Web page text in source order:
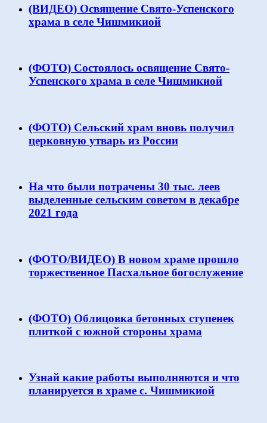
(ВИДЕО) Освящение Свято-Успенского
храма в селе Чишмикиой
(ФОТО) Состоялось освящение Свято-
Успенского храма в селе Чишмикиой
(ФОТО) Сельский храм вновь получил
церковную утварь из России
На что были потрачены 30 тыс. леев
выделенные сельским советом в декабре
2021 года
(ФОТО/ВИДЕО) В новом храме прошло
торжественное Пасхальное богослужение
(ФОТО) Облицовка бетонных ступенек
плиткой с южной стороны храма
Узнай какие работы выполняются и что
планируется в храме с. Чишмикиой